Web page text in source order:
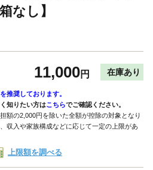
なし】
11,000円 在庫あり
を推奨しております。
知りたい方はこちらでご確認ください。
額の2,000円を除いた全額が控除の対象となり
収入や家族構成などに応じて一定の上限があ
上限額を調べる